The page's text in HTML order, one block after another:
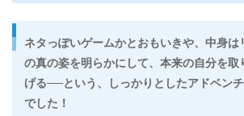
ネタっぽいゲームかとおもいきや、中身は
の真の姿を明らかにして、本来の自分を取
げる──という、
しっかりとしたアドベン
でした！